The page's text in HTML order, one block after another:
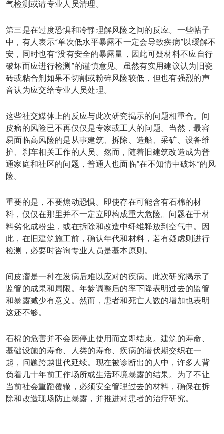
气检测或请专业人员清理。
第三是在过度恐惧和冷静理解风险之间的反应。一些帖子
中，有人表示“单次低水平暴露不一定会导致疾病”以缓解不
安，同时也有“没有安全的暴露量，因此可疑材料不应自行
破坏而应进行检测”的谨慎意见。虽然有实用建议认为旧瓷
砖或粘合剂如果不切割或粉碎风险较低，但也有强烈的声
音认为应交给专业人员处理。
这些社交媒体上的反应与此次研究揭示的问题相重合。间
皮瘤的风险已不再仅仅是专家或工人的问题。当然，最容
易面临高风险的是从事建筑、拆除、造船、采矿、设备维
护、刹车相关工作的人员。然而，随着旧建筑改造成为普
通家庭和社区的问题，普通人也面临“在不知情中破坏”的风
险。
重要的是，不要煽动恐惧。即使存在可能含有石棉的材
料，仅仅在那里并不一定立即构成重大危险。问题在于材
料劣化成粉尘，或在拆除和改造中纤维释放到空气中。因
此，在旧建筑施工前，确认年代和材料，若有疑虑则进行
检测，必要时咨询专业人员是基本原则。
间皮瘤是一种在发病后难以应对的疾病。此次研究揭示了
监管的成果和局限。年龄调整后的率下降表明过去的监管
和暴露减少有意义。然而，患者和死亡人数的增加也表明
这还不够。
石棉的危害并不会因停止使用而立即结束。建筑的寿命、
基础设施的寿命、人类的寿命、疾病的潜伏期交织在一
起，问题跨越世代延续。现在被诊断出的人中，许多人背
负着几十年前工作场所或生活环境暴露的结果。为了不让
当前社会重蹈覆辙，必须安全管理过去的材料，确保在拆
除和改造现场防止暴露，并推进对患者的治疗研究。